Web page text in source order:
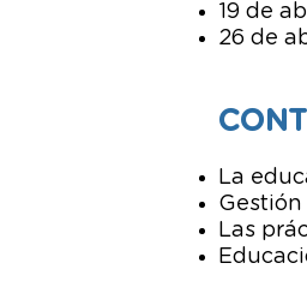
19 de
26 de
La
Las